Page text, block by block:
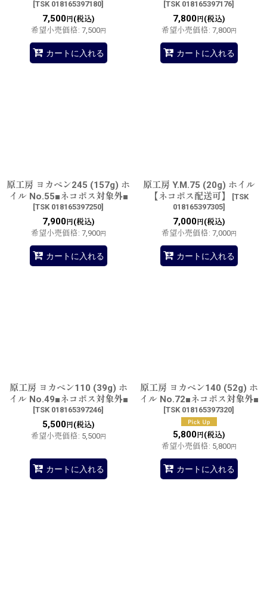
[TSK 018165397180]
7,500円(税込)
希望小売価格: 7,500円
カートに入れる
[TSK 018165397176]
7,800円(税込)
希望小売価格: 7,800円
カートに入れる
原工房 ヨカペン245 (157g) ホ
イル No.55■ネコポス対象外■
[TSK 018165397250]
7,900円(税込)
希望小売価格: 7,900円
カートに入れる
原工房 Y.M.75 (20g) ホイル
【ネコポス配送可】
[TSK
018165397305]
7,000円(税込)
希望小売価格: 7,000円
カートに入れる
原工房 ヨカペン110 (39g) ホ
イル No.49■ネコポス対象外■
[TSK 018165397246]
5,500円(税込)
希望小売価格: 5,500円
カートに入れる
原工房 ヨカペン140 (52g) ホ
イル No.72■ネコポス対象外■
[TSK 018165397320]
5,800円(税込)
希望小売価格: 5,800円
カートに入れる